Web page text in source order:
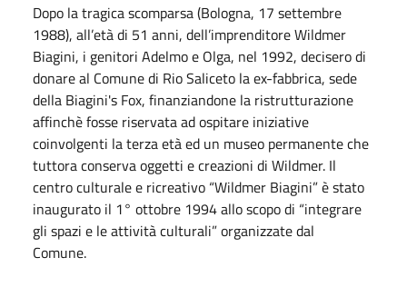
Dopo la tragica scomparsa (Bologna, 17 settembre
1988), all’età di 51 anni, dell’imprenditore Wildmer
Biagini, i genitori Adelmo e Olga, nel 1992, decisero di
donare al Comune di Rio Saliceto la ex-fabbrica, sede
della Biagini's Fox, finanziandone la ristrutturazione
affinchè fosse riservata ad ospitare iniziative
coinvolgenti la terza età ed un museo permanente che
tuttora conserva oggetti e creazioni di Wildmer. Il
centro culturale e ricreativo “Wildmer Biagini” è stato
inaugurato il 1° ottobre 1994 allo scopo di “integrare
gli spazi e le attività culturali” organizzate dal
Comune.